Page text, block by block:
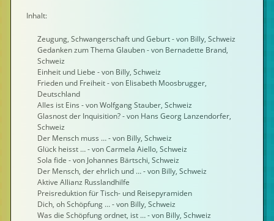
Inhalt:
Zeugung, Schwangerschaft und Geburt - von Billy, Schweiz
Gedanken zum Thema Glauben - von Bernadette Brand,
Schweiz
Einheit und Liebe - von Billy, Schweiz
Frieden und Freiheit - von Elisabeth Moosbrugger,
Deutschland
Alles ist Eins - von Wolfgang Stauber, Schweiz
Glasnost der Inquisition? - von Hans Georg Lanzendorfer,
Schweiz
Der Mensch muss … - von Billy, Schweiz
Glück heisst … - von Carmela Aiello, Schweiz
Sola fide - von Johannes Bärtschi, Schweiz
Der Mensch, der ehrlich und … - von Billy, Schweiz
Aktive Allianz Russlandhilfe
Preisreduktion für Tisch- und Reisepyramiden
Dich, oh Schöpfung … - von Billy, Schweiz
Was die Schöpfung ordnet, ist … - von Billy, Schweiz